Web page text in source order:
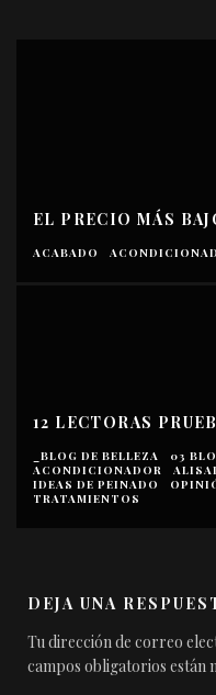
EL PRECIO MÁS
ACABADO
12 LECTORAS
_BLOG DE BELLEZA 03
ACONDICIONADOR
IDEAS DE PEINADO
TRATAMIENTOS
DEJA UNA
Tu dirección de correo
campos obligatorios están